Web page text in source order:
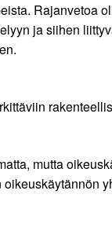
Rajanvetoa
ja siihen
mutta